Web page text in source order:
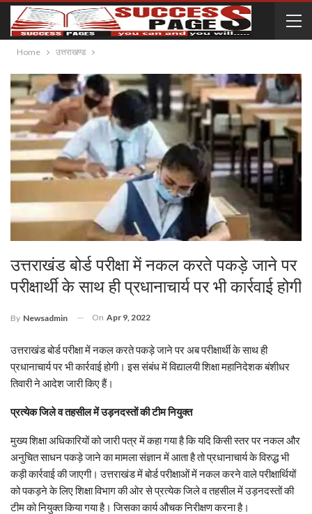
Home उत्तराखण्ड
उत्तराखंड बोर्ड परीक्षा में नकल करते पकड़े जाने पर
परीक्षार्थी के साथ ही प्रधानाचार्य पर भी कार्रवाई होगी
By Newsadmin On Apr 9, 2022
उत्तराखंड बोर्ड परीक्षा में नकल करते पकड़े जाने पर अब परीक्षार्थी के साथ ही
प्रधानाचार्य पर भी कार्रवाई होगी। इस संबंध में विद्यालयी शिक्षा महानिदेशक बंशीधर
तिवारी ने आदेश जारी किए हैं।
प्रत्येक जिले व तहसील में उड़नदस्तों की टीम नियुक्त
मुख्य शिक्षा अधिकारियों को जारी पत्र में कहा गया है कि यदि किसी स्तर पर नकल और
अनुचित साधन पकड़े जाने का मामला संज्ञान में आता है तो प्रधानाचार्य के विरुद्ध भी
कड़ी कार्रवाई की जाएगी। उत्तराखंड में बोर्ड परीक्षाओं में नकल करने वाले परीक्षार्थियों
को पकड़ने के लिए शिक्षा विभाग की ओर से प्रत्येक जिले व तहसील में उड़नदस्तों की
टीम को नियुक्त किया गया है। जिसका कार्य औचक निरीक्षण करना है।